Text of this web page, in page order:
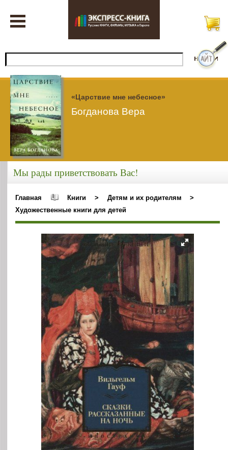
«Царствие мне небесное»
Богданова Вера
Мы рады приветствовать Вас!
Главная Книги > Детям и их родителям
>
Художественные книги для детей